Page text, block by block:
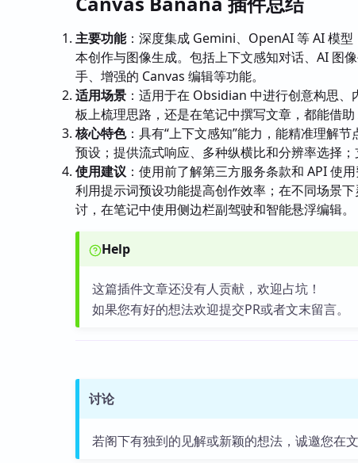
主要功能：深度集成 Gemini、OpenAI 等 AI 模
本创作与图像生成。包括上下文感知对话、AI 图
手、增强的 Canvas 编辑等功能。
适用场景 ：适用于在 Obsidian 中进行创意构思
板上梳理思路，还是在笔记中撰写文章，都能借助
核心特色：具有“上下文感知”能力，能精准理解
预设；提供流式响应、多种纵横比和分辨率选择；
使用建议 ：使用前了解第三方服务条款和 API 使
利用提示词预设功能提高创作效率；在不同场景
讨，在笔记中使用侧边栏副驾驶和智能悬浮编辑。
Help
这篇插件文章还没有人贡献，欢迎占坑！
如果您有好的想法欢迎提交PR或者文末留言。
讨论
若阁下有独到的见解或新颖的想法，诚邀您在